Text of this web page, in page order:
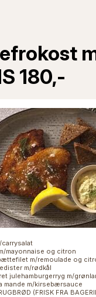
180,-
carrysalat
mayonnaise og citron
m/remoulade og
m/rødkål
julehamburgerryg m/
mande m/kirsebærsauce
(FRISK FRA